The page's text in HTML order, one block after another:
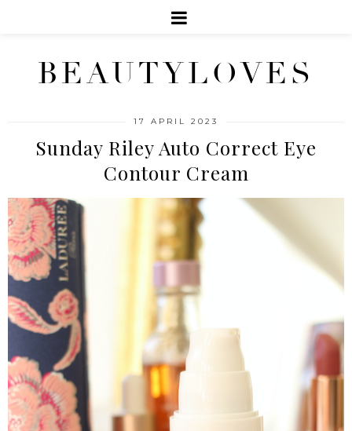
BEAUTYLOVES
17 APRIL 2023
Sunday Riley Auto Correct Eye
Contour Cream